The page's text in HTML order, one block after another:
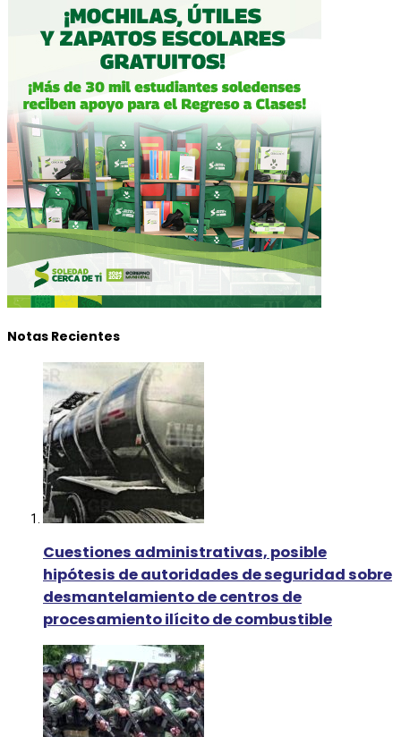
Notas Recientes
Cuestiones administrativas, posible
hipótesis de autoridades de seguridad sobre
desmantelamiento de centros de
procesamiento ilícito de combustible